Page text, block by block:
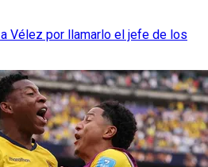
Vélez por llamarlo el jefe de los